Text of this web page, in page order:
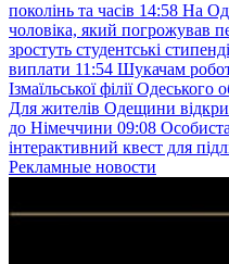
поколінь та часів 14:58 На
чоловіка, який погрожував
зростуть студентські
виплати 11:54 Шукачам
Ізмаїльської філії
Для жителів Одещини
до Німеччини 09:08
інтерактивний квест для
Рекламные новости